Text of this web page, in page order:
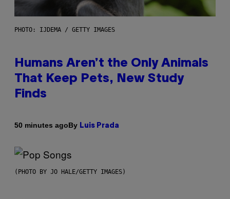
PHOTO: IJDEMA / GETTY IMAGES
Humans Aren’t the Only Animals
That Keep Pets, New Study
Finds
50 minutes agoBy Luis Prada
(PHOTO BY JO HALE/GETTY IMAGES)